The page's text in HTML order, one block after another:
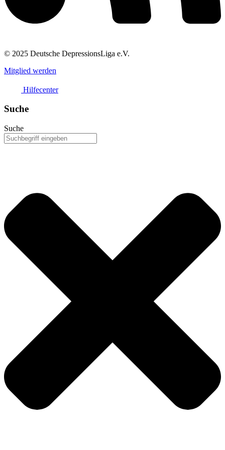
© 2025 Deutsche DepressionsLiga e.V.
Mitglied werden
Hilfecenter
Suche
Suche